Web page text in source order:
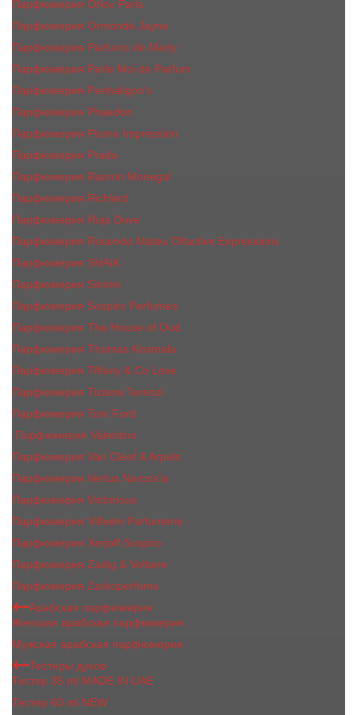
Парфюмерия Orlov Paris
Парфюмерия Ormonde Jayne
Парфюмерия Parfums de Marly
Парфюмерия Parle Moi de Parfum
Парфюмерия Penhaligon's
Парфюмерия Phaedon
Парфюмерия Plume Impression
Парфюмерия Prada
Парфюмерия Ramon Monegal
Парфюмерия RicHard
Парфюмерия Roja Dove
Парфюмерия Rosendo Mateu Olfactive Expressions
Парфюмерия SHAIK
Парфюмерия Simimi
Парфюмерия Sospiro Perfumes
Парфюмерия The House of Oud
Парфюмерия Thomas Kosmala
Парфюмерия Tiffany & Co Love
Парфюмерия Tiziana Terenzi
Парфюмерия Tom Ford
Парфюмерия Valentino
Парфюмерия Van Cleef & Arpels
Парфюмерия Vertus Narcos'is
Парфюмерия Victorious
Парфюмерия Vilhelm Parfumerie
Парфюмерия Xerjoff Sospiro
Парфюмерия Zadig & Voltaire
Парфюмерия Zarkoperfume
Арабская парфюмерия
Женская арабская парфюмерия
Мужская арабская парфюмерия
Тестеры духов
Тестер 35 ml MADE IN UAE
Тестер 60 ml NEW